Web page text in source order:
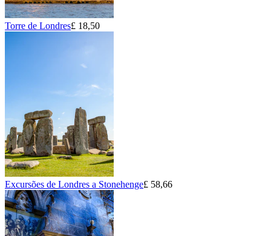
Torre de Londres£ 18,50
Excursões de Londres a Stonehenge£ 58,66